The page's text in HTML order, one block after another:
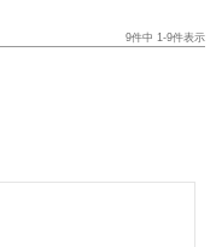
9件中 1-9件表示